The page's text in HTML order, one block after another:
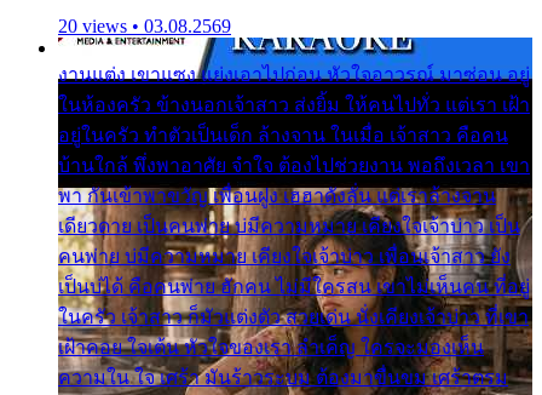
20 views • 03.08.2569
งานแต่ง เขาแซง แย่งเอาไปก่อน หัวใจอาวรณ์ มาซ่อน อยู่
ในห้องครัว ข้างนอกเจ้าสาว ส่งยิ้ม ให้คนไปทั่ว แต่เรา เฝ้า
อยู่ในครัว ทำตัวเป็นเด็ก ล้างจาน ในเมื่อ เจ้าสาว คือคน
บ้านใกล้ พึ่งพาอาศัย จำใจ ต้องไปช่วยงาน พอถึงเวลา เขา
พา กันเข้าพาขวัญ เพื่อนฝูง เฮฮาดังลั่น แต่เราล้างจาน
เดียวดาย เป็นคนพ่าย บ่มีความหมาย เคียงใจเจ้าบ่าว เป็น
คนพ่าย บ่มีความหมาย เคียงใจเจ้าบ่าว เพื่อนเจ้าสาว ยัง
เป็นบ่ได้ คือคนพ่าย ฮักคน ไม่มีใครสน เขาไม่เห็นคน ที่อยู่
ในครัว เจ้าสาว ก็มัวแต่งตัว สวยเด่น นั่งเคียงเจ้าบ่าว ที่เขา
เฝ้าคอย ใจเต้น หัวใจของเรา ลำเค็ญ ใครจะมองเห็น
ความใน ใจ เศร้า มันร้าวระบม ต้องมาขื่นขม เศร้าตรม